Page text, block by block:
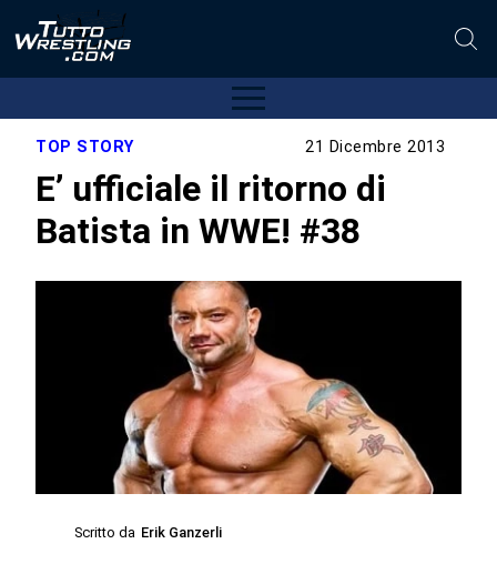
TOP STORY 21 Dicembre 2013
E’ ufficiale il ritorno di
Batista in WWE! #38
Scritto da Erik Ganzerli